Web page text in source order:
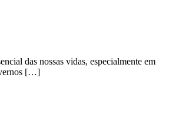
das nossas vidas, especialmente em
[…]